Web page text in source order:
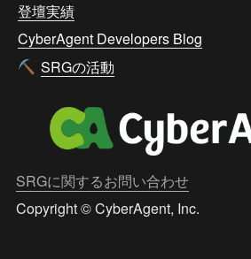
登壇実績
CyberAgent Developers Blog
⛏️ SRGの活動
SRGに関するお問い合わせ
Copyright © CyberAgent, Inc.